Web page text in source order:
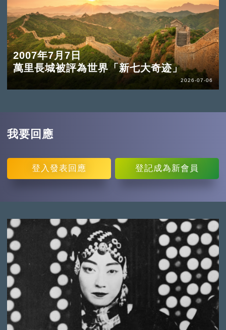
2007年7月7日
萬里長城被評為世界「新七大奇迹」
2026-07-06
我要回應
登入 發表回應 登記成為新會員